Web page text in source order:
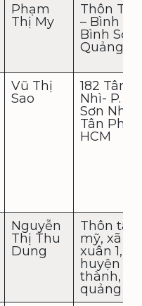
Phạm
Thị My
Thôn
– Bình
Bình Sơn-
Quảng
Vũ Thị
Sao
182 Tân
Nhì- P.
Sơn Nhì-
Tân Phú-
HCM
Nguyễn
Thị Thu
Dung
Thôn tam
mỹ, xã
xuân 1,
huyện
thành,
quảng